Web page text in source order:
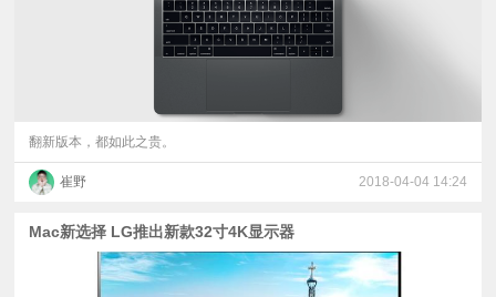
翻新版本，都如此之贵。
崔野 2018-04-04 14:24
Mac新选择 LG推出新款32寸4K显示器